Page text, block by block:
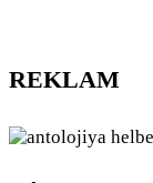
REKLAM